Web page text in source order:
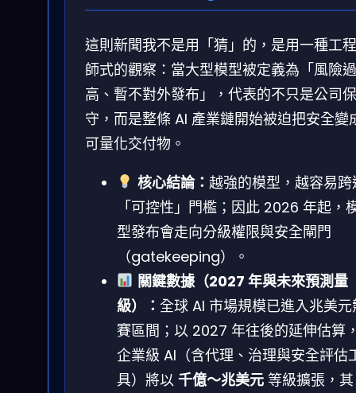
這則新聞我不是用「猜」的，是用一種工程
師式的觀察：當大型模型被定義為「風險過
高、暫不對外發布」，代表的不只是公司保
守，而是整條 AI 產業鏈開始被迫把安全變
可量化交付物。
核心結論： 越強的模型，越容易跨
「可控性」門檻；因此 2026 年起，
型發布會走向分級權限與安全閘門
（gatekeeping）。
關鍵數據（2027 年與未來預測量
級）： 全球 AI 市場規模已進入兆美元
賽區間；以 2027 年往後的延伸估算
企業級 AI（含代理、治理與安全評估
具）將以 千億～兆美元 等級擴張，其